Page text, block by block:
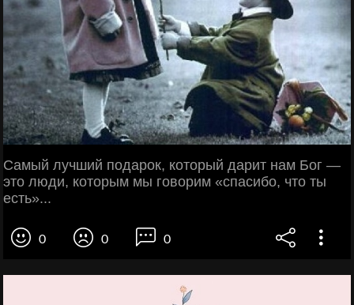
Самый лучший подарок, который дарит нам Бог —
это люди, которым мы говорим «спасибо, что ты
есть»...
0 0 0